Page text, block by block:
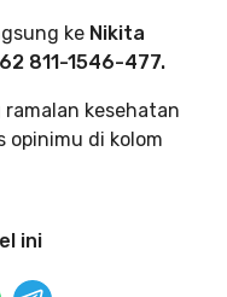
ke Nikita
811-1546-477.
kesehatan
opinimu di kolom
ini